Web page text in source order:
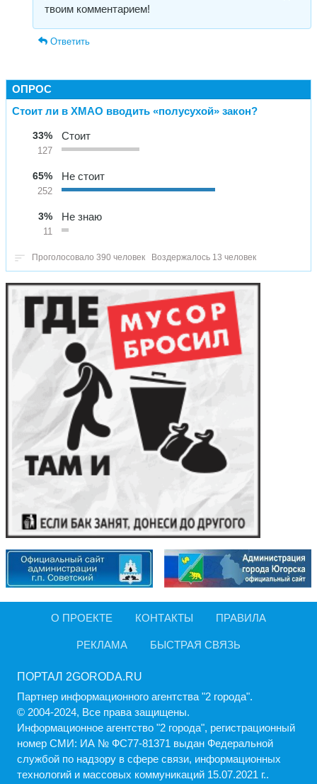
твоим комментарием!
Ответить
ОПРОС
Стоит ли в ХМАО вводить «полусухой» закон?
33%
127
Стоит
65%
252
Не стоит
3%
11
Не знаю
Проголосовало 390 человек Воздержалось 13 человек
О ПРОЕКТЕ КОНТАКТЫ ПРАВИЛА
РЕКЛАМА БЫСТРАЯ СВЯЗЬ
ПОРТАЛ 2GORODA.RU
Партнер информационного агентства "2 города".
© 2004-2024, Все права защищены.
Информационное агентство "2 города", регистрационный
номер СМИ: ИА № ФС77-81371 выдан Федеральной
службой по надзору в сфере связи, информационных
технологий и массовых коммуникаций 15.07.2021 г..